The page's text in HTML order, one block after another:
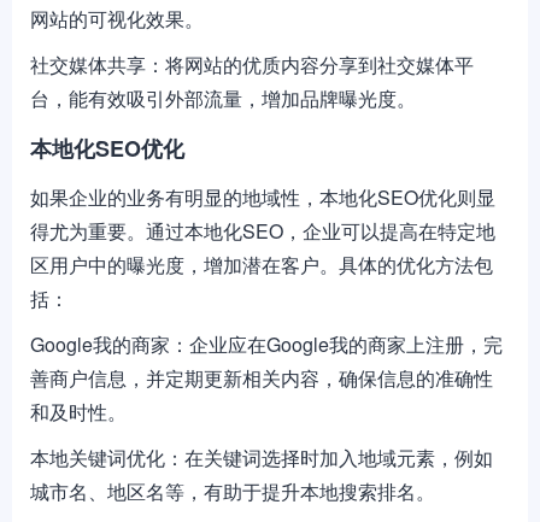
网站的可视化效果。
社交媒体共享：将网站的优质内容分享到社交媒体平
台，能有效吸引外部流量，增加品牌曝光度。
本地化SEO优化
如果企业的业务有明显的地域性，本地化SEO优化则显
得尤为重要。通过本地化SEO，企业可以提高在特定地
区用户中的曝光度，增加潜在客户。具体的优化方法包
括：
Google我的商家：企业应在Google我的商家上注册，完
善商户信息，并定期更新相关内容，确保信息的准确性
和及时性。
本地关键词优化：在关键词选择时加入地域元素，例如
城市名、地区名等，有助于提升本地搜索排名。